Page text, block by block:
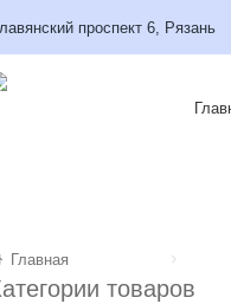
проспект 6, Рязань
Главная
товаров